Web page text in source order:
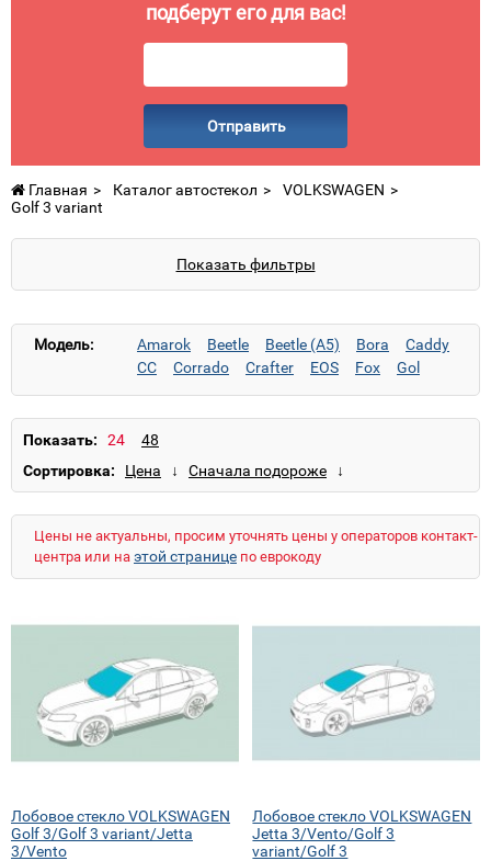
подберут его для вас!
Отправить
Главная Каталог автостекол
VOLKSWAGEN
Golf 3 variant
Показать фильтры
Модель: Amarok Beetle Beetle (A5) Bora
Caddy
CC
Corrado Crafter EOS Fox
Gol
Golf 5 R
Jetta 1
Jetta 2 Jetta 3
Passat B4
Passat B5
Passat B5.5
Passat B6
Passat B7
Passat B8
Polo 3 Classic
Sharan
Taro Touareg
Touran
Transporter T3
Transporter T4
Transporter T5
Vento
Показать:
Сортировка:
Цены не актуальны, просим уточнять цены у операторов контакт-
центра или на этой странице по еврокоду
Лобовое стекло VOLKSWAGEN
Golf 3/Golf 3 variant/Jetta
3/Vento
Лобовое стекло VOLKSWAGEN
Jetta 3/Vento/Golf 3
variant/Golf 3